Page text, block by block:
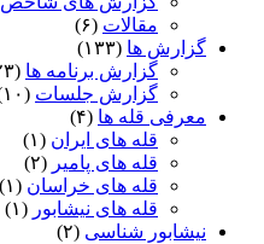
مقالات (۶)
گزارش ها (۱۳۳)
گزارش برنامه ها (۱۲۳)
گزارش جلسات (۱۰)
معرفی قله ها (۴)
قله های ایران (۱)
قله های پامیر (۲)
قله های خراسان (۱)
قله های نیشابور (۱)
نیشابور شناسی (۲)